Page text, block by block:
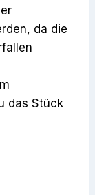
da die
das Stück